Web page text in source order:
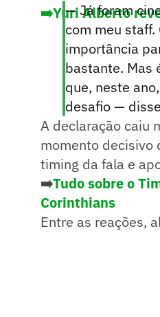
➡️Yuri Alberto
— Já foram
com meu
importância
bastante. Mas
que, neste
desafio —
A declaração caiu
momento decisivo
timing da fala e
➡️Tudo sobre o
Corinthians
Entre as reações,